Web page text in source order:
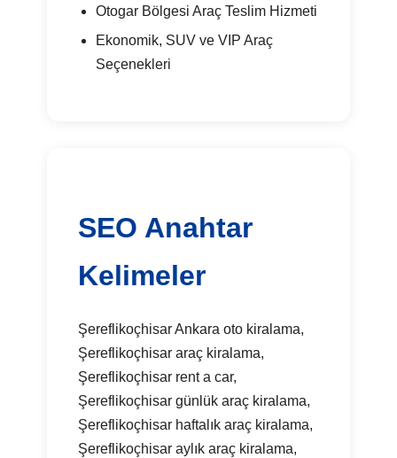
Otogar Bölgesi Araç Teslim Hizmeti
Ekonomik, SUV ve VIP Araç
Seçenekleri
SEO Anahtar
Kelimeler
Şereflikoçhisar Ankara oto kiralama,
Şereflikoçhisar araç kiralama,
Şereflikoçhisar rent a car,
Şereflikoçhisar günlük araç kiralama,
Şereflikoçhisar haftalık araç kiralama,
Şereflikoçhisar aylık araç kiralama,